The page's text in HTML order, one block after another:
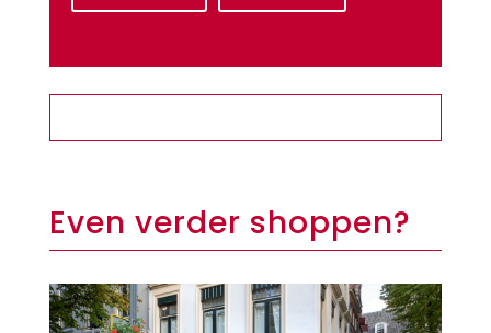
Even verder shoppen?